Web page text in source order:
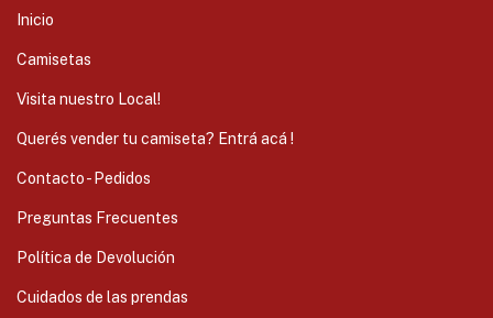
Inicio
Camisetas
Visita nuestro Local!
Querés vender tu camiseta? Entrá acá !
Contacto - Pedidos
Preguntas Frecuentes
Política de Devolución
Cuidados de las prendas